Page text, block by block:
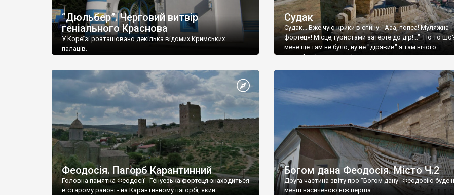
“Дюльбер”. Черговий витвір
геніального Краснова
У Кореїзі розташовано декілька відомих Кримських
палаців.
Судак
Судак... Вже чую крики в спину: "Ааа, попса! Муляжна
фортеця! Місце,туристами затерте до дір!..." Но то
мене ще там не було, ну не "дірявив" я там нічого...
принаймні до цього літа.
Феодосія. Пагорб Карантинний
Головна памятка Феодосії - Генуезька фортеця знаходиться
в старому районі - на Карантинному пагорбі, який
Богом дана Феодосія. Місто Ч.2
Друга частина звіту про "Богом дану" Феодосію буде
менш насиченою ніж перша.